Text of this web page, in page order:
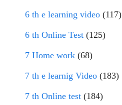
6 th e learning video (117)
6 th Online Test (125)
7 Home work (68)
7 th e learnig Video (183)
7 th Online test (184)